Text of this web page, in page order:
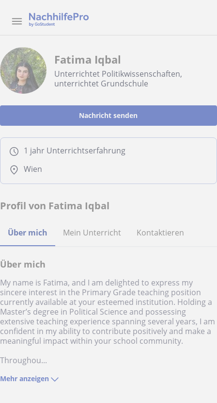
Fatima Iqbal
Unterrichtet Politikwissenschaften,
unterrichtet Grundschule
Nachricht senden
1 jahr Unterrichtserfahrung
Wien
Profil von Fatima Iqbal
Über mich Mein Unterricht Kontaktieren
Über mich
My name is Fatima, and I am delighted to express my
sincere interest in the Primary Grade teaching position
currently available at your esteemed institution. Holding a
Master’s degree in Political Science and possessing
extensive teaching experience spanning several years, I am
confident in my ability to contribute positively and make a
meaningful impact within your school community.
Throughou...
Mehr anzeigen